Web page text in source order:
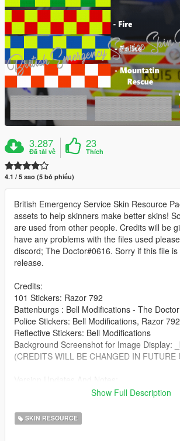
3.287
Đã tải về
23
Thích
4.1 / 5 sao (5 bỏ phiếu)
British Emergency Service Skin Resource
assets to help skinners make better skins!
are used from other people. Credits will be
have any problems with the files used
discord; The Doctor#0616. Sorry if this file
release.
Credits:
101 Stickers: Razor 792
Battenburgs : Bell Modifications - The Doctor
Police Stickers: Bell Modifications, Razor 792
Reflective Stickers: Bell Modifications
Background Screenshot for Image Display:
(CREDITS WILL BE CHANGED IN FUTURE
Version 1.1, added ambulance stickers.
Version 1.2, brand new batturnburg.
Show Full Description
SKIN RESOURCE